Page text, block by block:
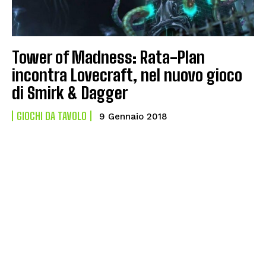
Tower of Madness: Rata-Plan
incontra Lovecraft, nel nuovo gioco
di Smirk & Dagger
GIOCHI DA TAVOLO 9 Gennaio 2018